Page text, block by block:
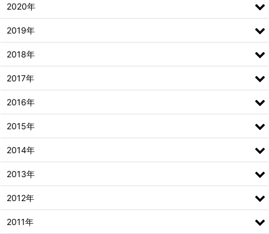
2020年
2019年
2018年
2017年
2016年
2015年
2014年
2013年
2012年
2011年